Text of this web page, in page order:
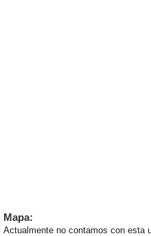
Mapa:
Actualmente no contamos con esta